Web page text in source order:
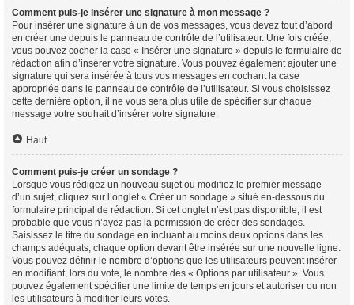
Comment puis-je insérer une signature à mon message ?
Pour insérer une signature à un de vos messages, vous devez tout d’abord
en créer une depuis le panneau de contrôle de l’utilisateur. Une fois créée,
vous pouvez cocher la case « Insérer une signature » depuis le formulaire de
rédaction afin d’insérer votre signature. Vous pouvez également ajouter une
signature qui sera insérée à tous vos messages en cochant la case
appropriée dans le panneau de contrôle de l’utilisateur. Si vous choisissez
cette dernière option, il ne vous sera plus utile de spécifier sur chaque
message votre souhait d’insérer votre signature.
Haut
Comment puis-je créer un sondage ?
Lorsque vous rédigez un nouveau sujet ou modifiez le premier message
d’un sujet, cliquez sur l’onglet « Créer un sondage » situé en-dessous du
formulaire principal de rédaction. Si cet onglet n’est pas disponible, il est
probable que vous n’ayez pas la permission de créer des sondages.
Saisissez le titre du sondage en incluant au moins deux options dans les
champs adéquats, chaque option devant être insérée sur une nouvelle ligne.
Vous pouvez définir le nombre d’options que les utilisateurs peuvent insérer
en modifiant, lors du vote, le nombre des « Options par utilisateur ». Vous
pouvez également spécifier une limite de temps en jours et autoriser ou non
les utilisateurs à modifier leurs votes.